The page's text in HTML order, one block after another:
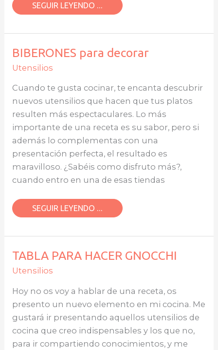
SEGUIR LEYENDO ...
BIBERONES para decorar
Utensilios
Cuando te gusta cocinar, te encanta descubrir
nuevos utensilios que hacen que tus platos
resulten más espectaculares. Lo más
importante de una receta es su sabor, pero si
además lo complementas con una
presentación perfecta, el resultado es
maravilloso. ¿Sabéis como disfruto más?,
cuando entro en una de esas tiendas
BIBERONES
PARA
DECORAR
SEGUIR LEYENDO ...
TABLA PARA HACER GNOCCHI
Utensilios
Hoy no os voy a hablar de una receta, os
presento un nuevo elemento en mi cocina. Me
gustará ir presentando aquellos utensilios de
cocina que creo indispensables y los que no,
para ir compartiendo conocimientos, y me
TABLA
PARA
HACER
GNOCCHI